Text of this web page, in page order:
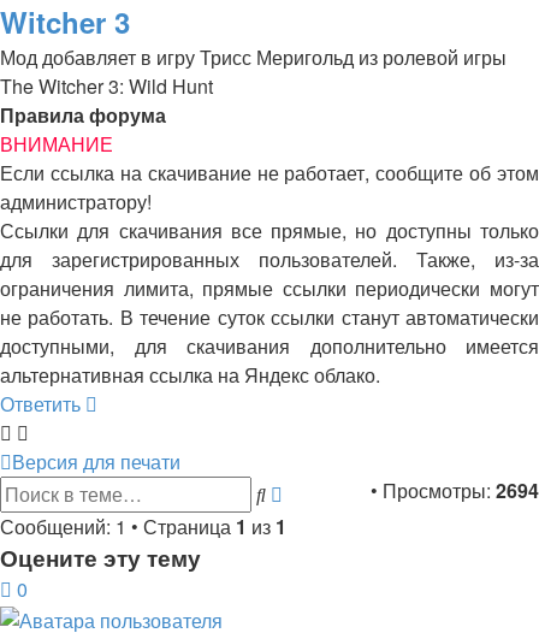
Witcher 3
Мод добавляет в игру Трисс Меригольд из ролевой игры
The Witcher 3: Wild Hunt
Правила форума
ВНИМАНИЕ
Если ссылка на скачивание не работает, сообщите об этом
администратору!
Ссылки для скачивания все прямые, но доступны только
для зарегистрированных пользователей. Также, из-за
ограничения лимита, прямые ссылки периодически могут
не работать. В течение суток ссылки станут автоматически
доступными, для скачивания дополнительно имеется
альтернативная ссылка на Яндекс облако.
Ответить
Версия для печати
• Просмотры: 2694
ПоискРасширенный
поиск
Сообщений: 1 • Страница 1 из 1
Оцените эту тему
0